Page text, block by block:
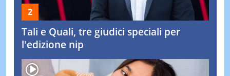
Tali e Quali, tre giudici speciali per
l'edizione nip